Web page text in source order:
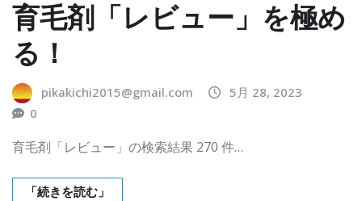
育毛剤「レビュー」を極め
る！
pikakichi2015@gmail.com
5月 28, 2023
0
育毛剤「レビュー」の検索結果 270 件…
「続きを読む」